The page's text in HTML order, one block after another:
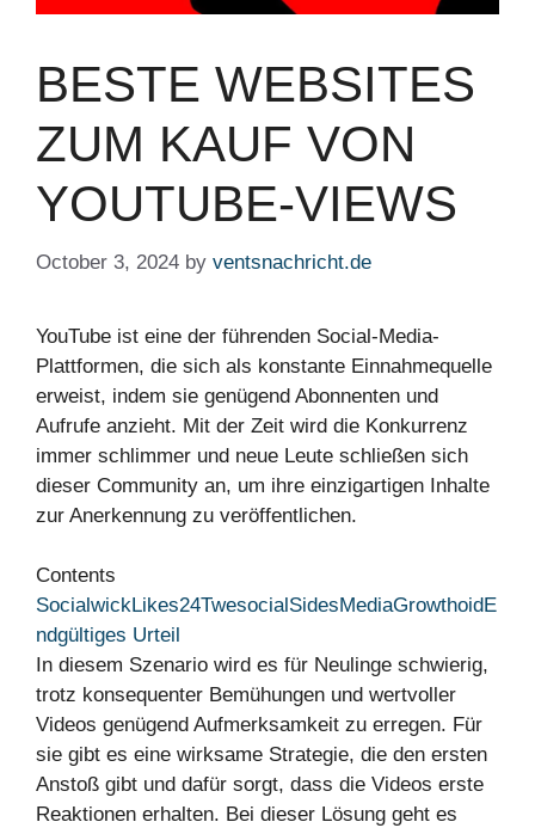
BESTE WEBSITES
ZUM KAUF VON
YOUTUBE-VIEWS
October 3, 2024 by ventsnachricht.de
YouTube ist eine der führenden Social-Media-
Plattformen, die sich als konstante Einnahmequelle
erweist, indem sie genügend Abonnenten und
Aufrufe anzieht. Mit der Zeit wird die Konkurrenz
immer schlimmer und neue Leute schließen sich
dieser Community an, um ihre einzigartigen Inhalte
zur Anerkennung zu veröffentlichen.
Contents
SocialwickLikes24Twesocial SidesMediaGrowthoid E
ndgültiges Urteil
In diesem Szenario wird es für Neulinge schwierig,
trotz konsequenter Bemühungen und wertvoller
Videos genügend Aufmerksamkeit zu erregen. Für
sie gibt es eine wirksame Strategie, die den ersten
Anstoß gibt und dafür sorgt, dass die Videos erste
Reaktionen erhalten. Bei dieser Lösung geht es